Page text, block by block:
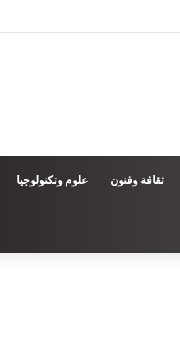
ثقافة وفنون علوم وتكنولوجيا